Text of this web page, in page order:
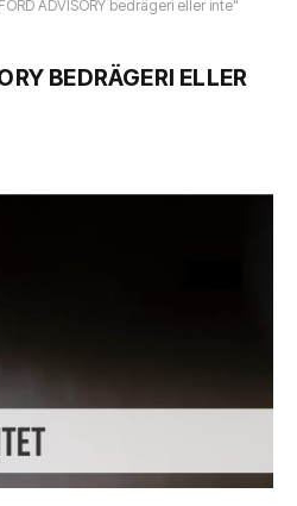
ADVISORY bedrägeri eller inte"
BEDRÄGERI ELLER